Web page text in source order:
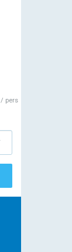
/ pers